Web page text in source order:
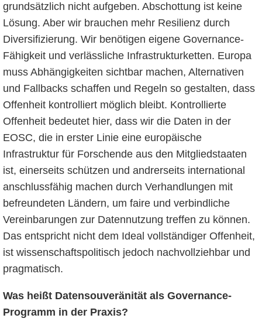
grundsätzlich nicht aufgeben. Abschottung ist keine
Lösung. Aber wir brauchen mehr Resilienz durch
Diversifizierung. Wir benötigen eigene Governance-
Fähigkeit und verlässliche Infrastrukturketten. Europa
muss Abhängigkeiten sichtbar machen, Alternativen
und Fallbacks schaffen und Regeln so gestalten, dass
Offenheit kontrolliert möglich bleibt. Kontrollierte
Offenheit bedeutet hier, dass wir die Daten in der
EOSC, die in erster Linie eine europäische
Infrastruktur für Forschende aus den Mitgliedstaaten
ist, einerseits schützen und andrerseits international
anschlussfähig machen durch Verhandlungen mit
befreundeten Ländern, um faire und verbindliche
Vereinbarungen zur Datennutzung treffen zu können.
Das entspricht nicht dem Ideal vollständiger Offenheit,
ist wissenschaftspolitisch jedoch nachvollziehbar und
pragmatisch.
Was heißt Datensouveränität als Governance-
Programm in der Praxis?